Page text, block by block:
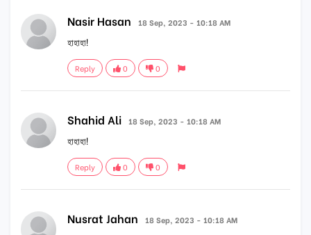
Nasir Hasan 18 Sep, 2023 - 10:18 AM
হাহাহা!
Reply 0 0
Shahid Ali 18 Sep, 2023 - 10:18 AM
হাহাহা!
Reply 0 0
Nusrat Jahan 18 Sep, 2023 - 10:18 AM